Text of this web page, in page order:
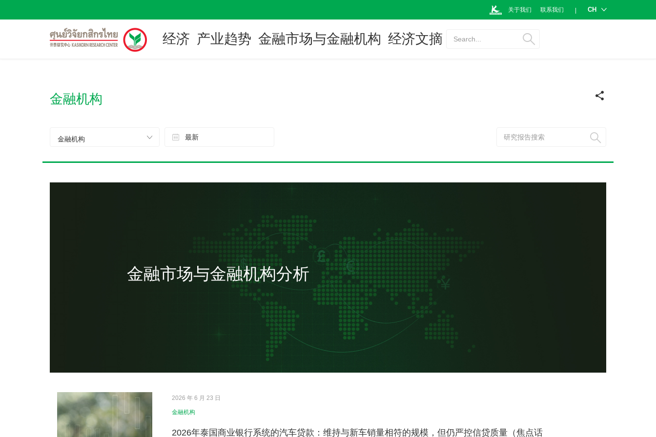
关于我们 联系我们 | CH
经济 产业趋势 金融市场与金融机构 经济文摘 Search...
金融机构
研究报告搜索
金融机构 最新
金融市场与金融机构分析
2026 年 6 月 23 日
金融机构
2026年泰国商业银行系统的汽车贷款：维持与新车销量相符的规模，但仍严控信贷质量（焦点话